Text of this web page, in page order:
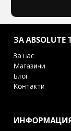
ЗА ABSOLUTE
За нас
Магазини
Блог
Контакти